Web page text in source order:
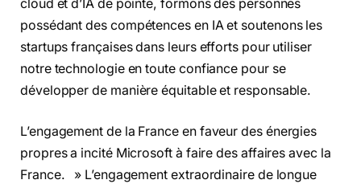
cloud et d’IA de pointe, formons des personnes
possédant des compétences en IA et soutenons les
startups françaises dans leurs efforts pour utiliser
notre technologie en toute confiance pour se
développer de manière équitable et responsable.
L’engagement de la France en faveur des énergies
propres a incité Microsoft à faire des affaires avec la
France. » L’engagement extraordinaire de longue